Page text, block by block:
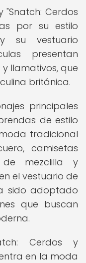
"Snatch: Cerdos
por su estilo
su vestuario
presentan
llamativos, que
británica.
principales
de estilo
tradicional
camisetas
de mezclilla y
el vestuario de
sido adoptado
que buscan
Cerdos y
en la moda